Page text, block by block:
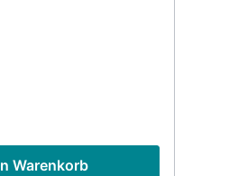
Warenkorb